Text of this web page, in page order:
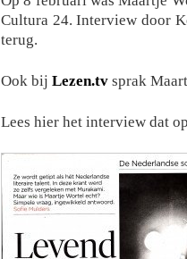
Cultura 24. Interview door
terug.
Ook bij Lezen.tv sprak
Lees hier het interview dat